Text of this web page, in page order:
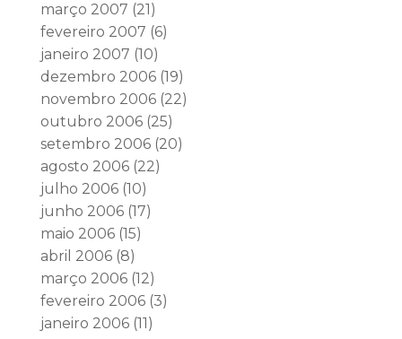
março 2007 (21)
fevereiro 2007 (6)
janeiro 2007 (10)
dezembro 2006(19)
novembro 2006(22)
outubro 2006(25)
setembro 2006(20)
agosto 2006(22)
julho 2006(10)
junho 2006(17)
maio 2006(15)
abril 2006(8)
março 2006(12)
fevereiro 2006(3)
janeiro 2006(11)